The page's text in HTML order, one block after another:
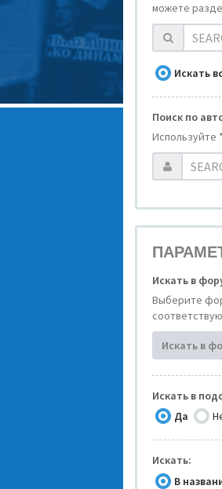
можете
Искать
Поиск по
Используйте
Искать в
Выберите
Искать в
Искать в
Да
Искать:
В